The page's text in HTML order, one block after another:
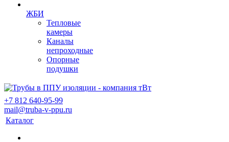
ЖБИ
Тепловые
камеры
Каналы
непроходные
Опорные
подушки
+7 812 640-95-99
mail@truba-v-ppu.ru
Каталог